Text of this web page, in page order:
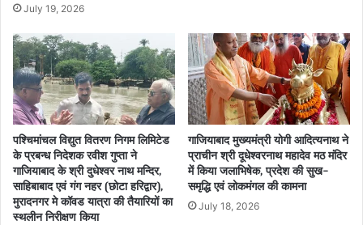
July 19, 2026
पश्चिमांचल विद्युत वितरण निगम लिमिटेड
के प्रबन्ध निदेशक रवीश गुप्ता ने
गाजियाबाद के श्री दुधेश्वर नाथ मन्दिर,
साहिबाबाद एवं गंग नहर (छोटा हरिद्वार),
मुरादनगर मे कॉवड यात्रा की तैयारियों का
स्थलीन निरीक्षण किया
गाजियाबाद मुख्यमंत्री योगी आदित्यनाथ ने
प्राचीन श्री दूधेश्वरनाथ महादेव मठ मंदिर
में किया जलाभिषेक, प्रदेश की सुख-
समृद्धि एवं लोकमंगल की कामना
July 18, 2026